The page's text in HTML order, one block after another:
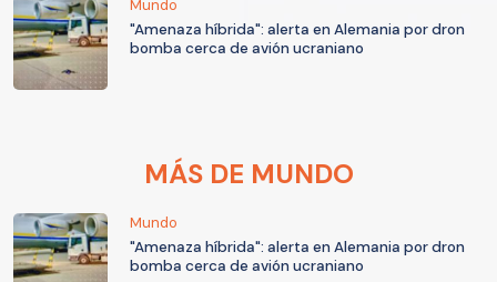
Mundo
"Amenaza híbrida": alerta en Alemania por dron
bomba cerca de avión ucraniano
MÁS DE MUNDO
Mundo
"Amenaza híbrida": alerta en Alemania por dron
bomba cerca de avión ucraniano